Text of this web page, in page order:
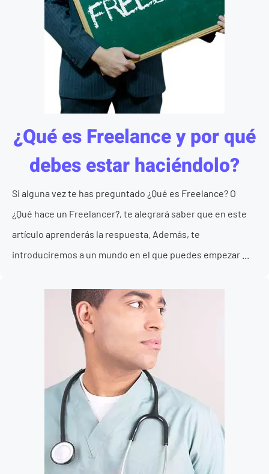
¿Qué es Freelance y por qué
debes estar haciéndolo?
Si alguna vez te has preguntado ¿Qué es Freelance? O
¿Qué hace un Freelancer?, te alegrará saber que en este
artículo aprenderás la respuesta. Además, te
introduciremos a un mundo en el que puedes empezar ...